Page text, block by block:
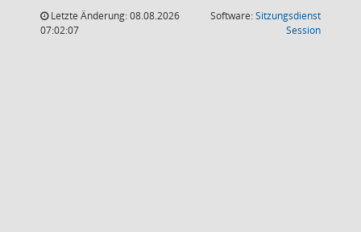
Letzte Änderung: 08.08.2026
07:02:07
Software:Sitzungsdienst
Session(Wird in